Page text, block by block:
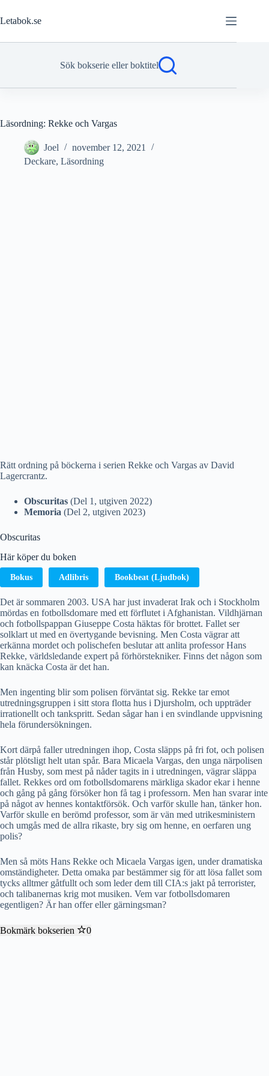
till
innehåll
Letabok.se
Sök bokserie eller boktitel
Läsordning: Rekke och Vargas
Joel
november 12, 2021
Deckare, Läsordning
Rätt ordning på böckerna i serien Rekke och Vargas av David
Lagercrantz.
Obscuritas (Del 1, utgiven 2022)
Memoria (Del 2, utgiven 2023)
Obscuritas
Här köper du boken
Bokus Adlibris Bookbeat (Ljudbok)
Det är sommaren 2003. USA har just invaderat Irak och i Stockholm
mördas en fotbollsdomare med ett förflutet i Afghanistan. Vildhjärnan
och fotbollspappan Giuseppe Costa häktas för brottet. Fallet ser
solklart ut med en övertygande bevisning. Men Costa vägrar att
erkänna mordet och polischefen beslutar att anlita professor Hans
Rekke, världsledande expert på förhörstekniker. Finns det någon som
kan knäcka Costa är det han.
Men ingenting blir som polisen förväntat sig. Rekke tar emot
utredningsgruppen i sitt stora flotta hus i Djursholm, och uppträder
irrationellt och tankspritt. Sedan sågar han i en svindlande uppvisning
hela förundersökningen.
Kort därpå faller utredningen ihop, Costa släpps på fri fot, och polisen
står plötsligt helt utan spår. Bara Micaela Vargas, den unga närpolisen
från Husby, som mest på nåder tagits in i utredningen, vägrar släppa
fallet. Rekkes ord om fotbollsdomarens märkliga skador ekar i henne
och gång på gång försöker hon få tag i professorn. Men han svarar inte
på något av hennes kontaktförsök. Och varför skulle han, tänker hon.
Varför skulle en berömd professor, som är vän med utrikesministern
och umgås med de allra rikaste, bry sig om henne, en oerfaren ung
polis?
Men så möts Hans Rekke och Micaela Vargas igen, under dramatiska
omständigheter. Detta omaka par bestämmer sig för att lösa fallet som
tycks alltmer gåtfullt och som leder dem till CIA:s jakt på terrorister,
och talibanernas krig mot musiken. Vem var fotbollsdomaren
egentligen? Är han offer eller gärningsman?
Bokmärk bokserien 0